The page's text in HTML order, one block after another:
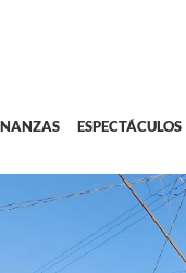
ESPECTÁCULOS